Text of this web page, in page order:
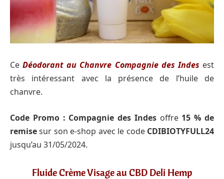
CeDéodorant au Chanvre Compagnie des Indes est
très intéressant avec la présence de l’huile de
chanvre.
Code Promo : Compagnie des Indesoffre 15 % de
remisesur son e-shop avec le code CDIBIOTYFULL24
jusqu’au 31/05/2024.
Fluide Crème Visage au CBD Deli Hemp